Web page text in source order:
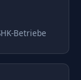
Betriebe